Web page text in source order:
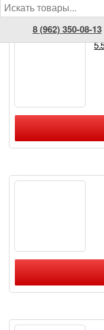
8 (962) 350-08-13